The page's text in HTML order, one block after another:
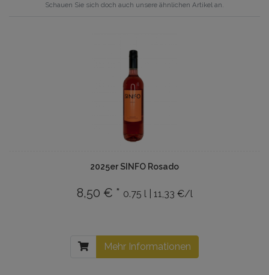
Schauen Sie sich doch auch unsere ähnlichen Artikel an.
2025er SINFO Rosado
8,50 € * 0.75 l | 11,33 €/l
Mehr Informationen